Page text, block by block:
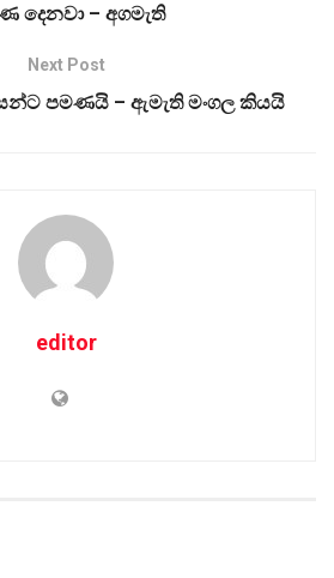
දෙනවා – අගමැති
Next Post
පමණයි – ඇමැති මංගල කියයි
editor